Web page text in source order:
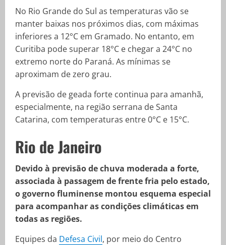
No Rio Grande do Sul as temperaturas vão se
manter baixas nos próximos dias, com máximas
inferiores a 12°C em Gramado. No entanto, em
Curitiba pode superar 18°C e chegar a 24°C no
extremo norte do Paraná. As mínimas se
aproximam de zero grau.
A previsão de geada forte continua para amanhã,
especialmente, na região serrana de Santa
Catarina, com temperaturas entre 0°C e 15°C.
Rio de Janeiro
Devido à previsão de chuva moderada a forte,
associada à passagem de frente fria pelo estado,
o governo fluminense montou esquema especial
para acompanhar as condições climáticas em
todas as regiões.
Equipes da Defesa Civil, por meio do Centro